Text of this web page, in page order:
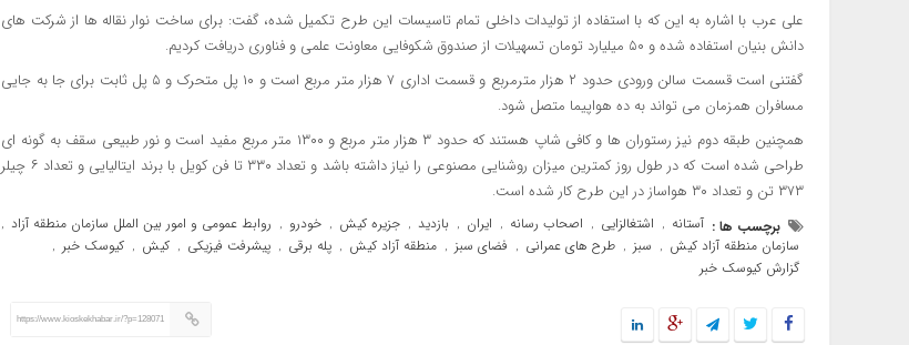
علی عرب با اشاره به این که با استفاده از تولیدات داخلی تمام تاسیسات این طرح تکمیل شده، گفت: برای ساخت نوار نقاله ها از شرکت های
دانش بنیان استفاده شده و ۵۰ میلیارد تومان تسهیلات از صندوق شکوفایی معاونت علمی و فناوری دریافت کردیم.
گفتنی است قسمت سالن ورودی حدود ۲ هزار مترمربع و قسمت اداری ۷ هزار متر مربع است و ۱۰ پل متحرک و ۵ پل ثابت برای جا به جایی
مسافران همزمان می تواند به ده هواپیما متصل شود.
همچنین طبقه دوم نیز رستوران ها و کافی شاپ هستند که حدود ۳ هزار متر مربع و ۱۳۰۰ متر مربع مفید است و نور طبیعی سقف به گونه ای
طراحی شده است که در طول روز کمترین میزان روشنایی مصنوعی را نیاز داشته باشد و تعداد ۳۳۰ تا فن کویل با برند ایتالیایی و تعداد ۶ چیلر
۳۷۳ تن و تعداد ۳۰ هواساز در این طرح کار شده است.
برچسب ها : آستانه , اشتغالزایی , اصحاب رسانه , ایران , بازدید , جزیره کیش , خودرو , روابط عمومی و امور بین الملل سازمان منطقه آزاد ,
سازمان منطقه آزاد کیش , سبز , طرح های عمرانی , فضای سبز , منطقه آزاد کیش , پله برقی , پیشرفت فیزیکی , کیش , کیوسک خبر ,
گزارش کیوسک خبر
https://www.kioskekhabar.ir/?p=128071